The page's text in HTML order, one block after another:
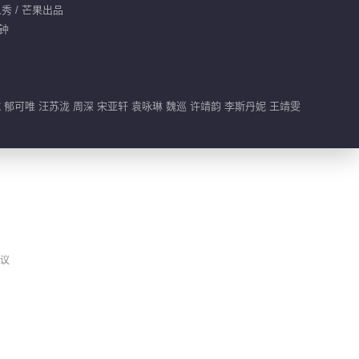
/ 芒果出品
可唯 汪苏泷 周深 宋亚轩 袁咏琳 魏巡 许靖韵 李斯丹妮 王靖雯